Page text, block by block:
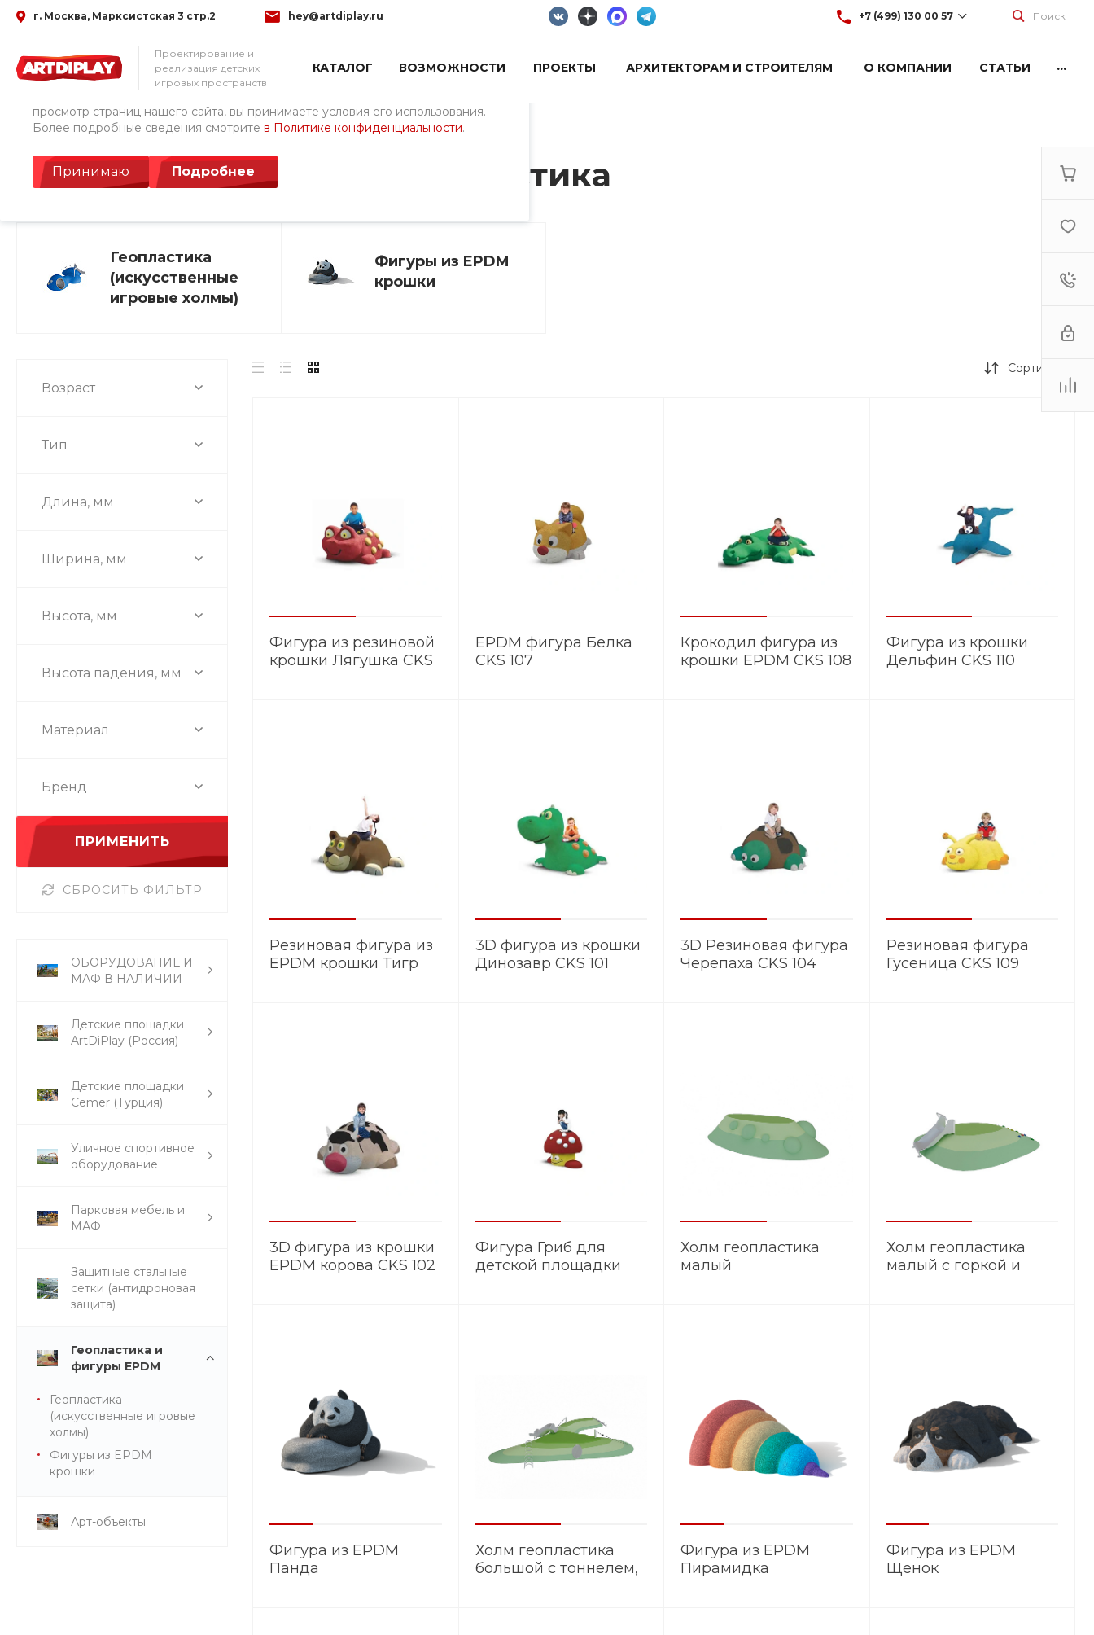
Использование файлов Cookie
Мы используем файлы cookie, разработанные нашими специалистами и
просмотр страниц нашего сайта, вы принимаете условия его использования.
Более подробные сведения смотрите в Политике конфиденциальности.
Принимаю Подробнее
г. Москва, Марксистская 3 стр.2 hey@artdiplay.ru +7 (499) 130 00 57 Поиск
Проектирование и
реализация детских
игровых пространств
КАТАЛОГ ВОЗМОЖНОСТИ ПРОЕКТЫ АРХИТЕКТОРАМ И СТРОИТЕЛЯМ О КОМПАНИИ СТАТЬИ ...
Главная / Каталог товаров / Готовая и объектная геопластика
Готовая и объектная геопластика
Геопластика
(искусственные
игровые холмы)
Фигуры из EPDM
крошки
Возраст
Тип
Длина, мм
Ширина, мм
Высота, мм
Высота падения, мм
Материал
Бренд
ПРИМЕНИТЬ
СБРОСИТЬ ФИЛЬТР
ОБОРУДОВАНИЕ И
МАФ В НАЛИЧИИ
Детские площадки
ArtDiPlay (Россия)
Детские площадки
Cemer (Турция)
Уличное спортивное
оборудование
Парковая мебель и
МАФ
Защитные стальные
сетки (антидроновая
защита)
Геопластика и
фигуры EPDM
Геопластика
(искусственные игровые
холмы)
Фигуры из EPDM
крошки
Арт-объекты
Сортировка
Фигура из резиновой
крошки Лягушка CKS
EPDM фигура Белка
CKS 107
Крокодил фигура из
крошки EPDM CKS 108
Фигура из крошки
Дельфин CKS 110
Резиновая фигура из
EPDM крошки Тигр
3D фигура из крошки
Динозавр CKS 101
3D Резиновая фигура
Черепаха CKS 104
Резиновая фигура
Гусеница CKS 109
3D фигура из крошки
EPDM корова CKS 102
Фигура Гриб для
детской площадки
Холм геопластика
малый
Холм геопластика
малый с горкой и
Фигура из EPDM
Панда
Холм геопластика
большой с тоннелем,
Фигура из EPDM
Пирамидка
Фигура из EPDM
Щенок